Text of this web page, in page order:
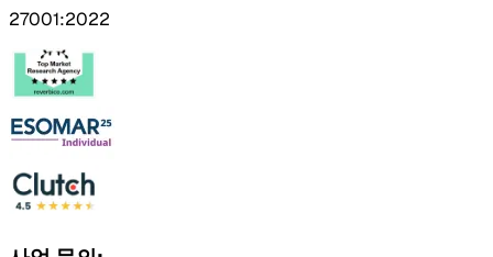
27001:2022